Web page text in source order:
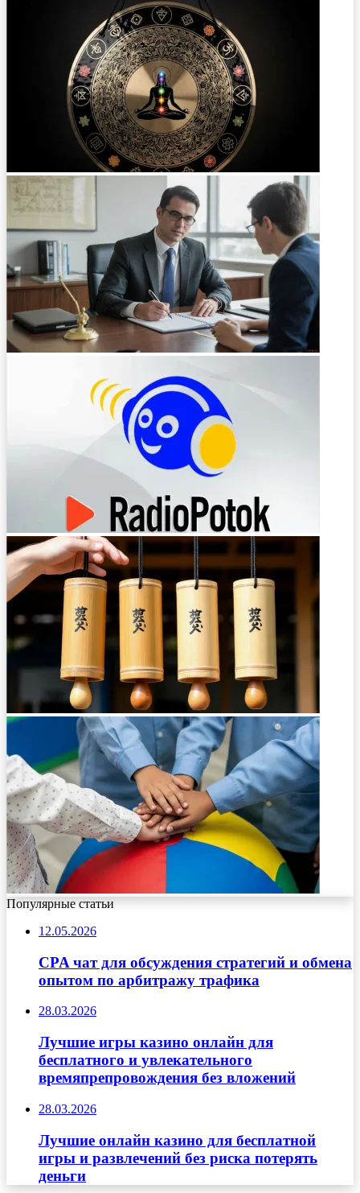
Популярные статьи
12.05.2026
CPA чат для обсуждения стратегий и обмена
опытом по арбитражу трафика
28.03.2026
Лучшие игры казино онлайн для
бесплатного и увлекательного
времяпрепровождения без вложений
28.03.2026
Лучшие онлайн казино для бесплатной
игры и развлечений без риска потерять
деньги